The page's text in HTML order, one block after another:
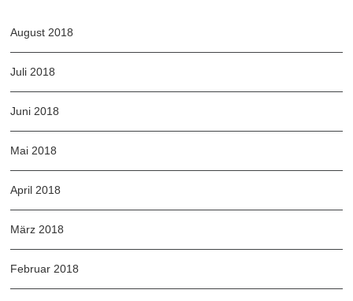
August 2018
Juli 2018
Juni 2018
Mai 2018
April 2018
März 2018
Februar 2018